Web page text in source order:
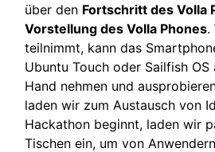
über den Fortschritt des Volla
Vorstellung des Volla Phones.
teilnimmt, kann das
Ubuntu Touch oder Sailfish
Hand nehmen und
laden wir zum Austausch von
Hackathon beginnt, laden wir
Tischen ein, um von